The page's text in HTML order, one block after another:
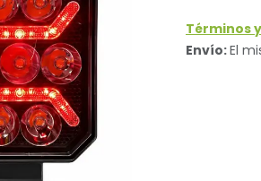
Términos
Envío:El